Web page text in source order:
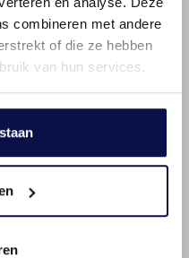
combineren met andere
of die ze hebben
van hun services.